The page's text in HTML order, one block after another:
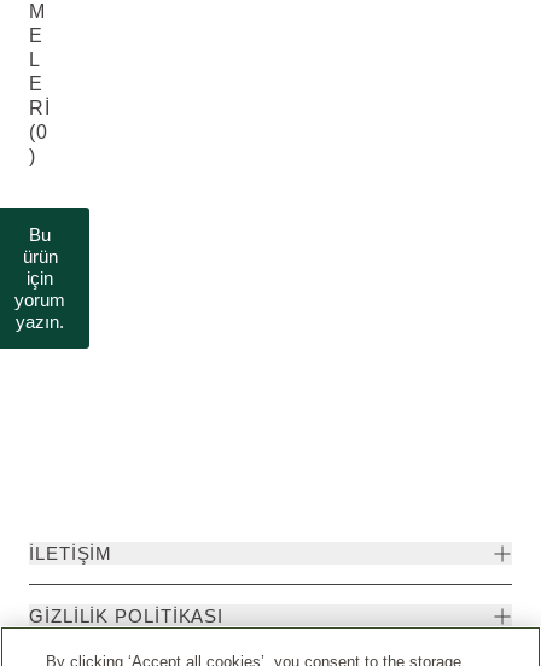
M
E
L
E
RI
(0
)
Bu
ürün
için
yorum
yazın.
İLETIŞIM
GIZLILIK POLITIKASI
By clicking ‘Accept all cookies’, you consent to the storage